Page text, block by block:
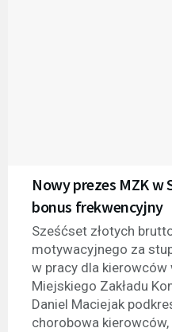
Nowy prezes MZK w
bonus frekwencyjny
Sześćset złotych
motywacyjnego za
w pracy dla kierowców
Miejskiego Zakładu
Daniel Maciejak
chorobowa